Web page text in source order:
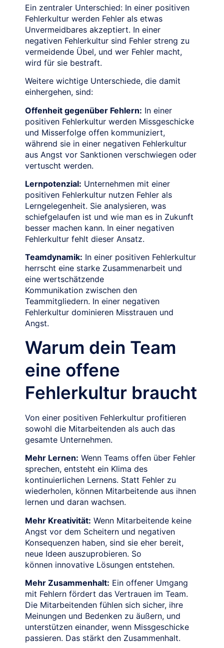
Ein zentraler Unterschied: In einer positiven
Fehlerkultur werden Fehler als etwas
Unvermeidbares akzeptiert. In einer
negativen Fehlerkultur sind Fehler streng zu
vermeidende Übel, und wer Fehler macht,
wird für sie bestraft.
Weitere wichtige Unterschiede, die damit
einhergehen, sind:
Offenheit gegenüber Fehlern: In einer
positiven Fehlerkultur werden Missgeschicke
und Misserfolge offen kommuniziert,
während sie in einer negativen Fehlerkultur
aus Angst vor Sanktionen verschwiegen oder
vertuscht werden.
Lernpotenzial: Unternehmen mit einer
positiven Fehlerkultur nutzen Fehler als
Lerngelegenheit. Sie analysieren, was
schiefgelaufen ist und wie man es in Zukunft
besser machen kann. In einer negativen
Fehlerkultur fehlt dieser Ansatz.
Teamdynamik: In einer positiven Fehlerkultur
herrscht eine starke Zusammenarbeit und
eine wertschätzende
Kommunikation zwischen den
Teammitgliedern. In einer negativen
Fehlerkultur dominieren Misstrauen und
Angst.
Warum dein Team
eine offene
Fehlerkultur braucht
Von einer positiven Fehlerkultur profitieren
sowohl die Mitarbeitenden als auch das
gesamte Unternehmen.
Mehr Lernen: Wenn Teams offen über Fehler
sprechen, entsteht ein Klima des
kontinuierlichen Lernens. Statt Fehler zu
wiederholen, können Mitarbeitende aus ihnen
lernen und daran wachsen.
Mehr Kreativität: Wenn Mitarbeitende keine
Angst vor dem Scheitern und negativen
Konsequenzen haben, sind sie eher bereit,
neue Ideen auszuprobieren. So
können innovative Lösungen entstehen.
Mehr Zusammenhalt: Ein offener Umgang
mit Fehlern fördert das Vertrauen im Team.
Die Mitarbeitenden fühlen sich sicher, ihre
Meinungen und Bedenken zu äußern, und
unterstützen einander, wenn Missgeschicke
passieren. Das stärkt den Zusammenhalt.